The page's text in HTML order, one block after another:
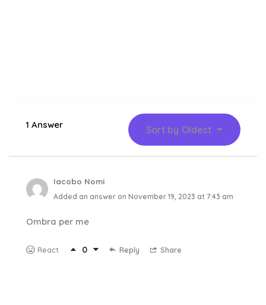
1 Answer Sort by Oldest
Iacobo Nomi
Added an answer on November 19, 2023 at 7:43 am
Ombra per me
React 0 Reply Share